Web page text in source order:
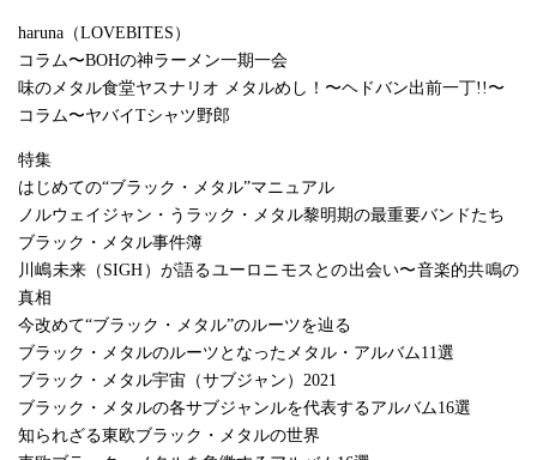
haruna（LOVEBITES）
コラム〜BOHの神ラーメン一期一会
味のメタル食堂ヤスナリオ メタルめし！〜ヘドバン出前一丁!!〜
コラム〜ヤバイTシャツ野郎
特集
はじめての“ブラック・メタル”マニュアル
ノルウェイジャン・うラック・メタル黎明期の最重要バンドたち
ブラック・メタル事件簿
川嶋未来（SIGH）が語るユーロニモスとの出会い〜音楽的共鳴の
真相
今改めて“ブラック・メタル”のルーツを辿る
ブラック・メタルのルーツとなったメタル・アルバム11選
ブラック・メタル宇宙（サブジャン）2021
ブラック・メタルの各サブジャンルを代表するアルバム16選
知られざる東欧ブラック・メタルの世界